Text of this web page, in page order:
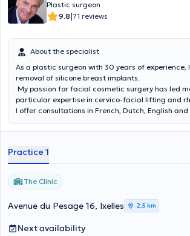
Plastic surgeon
9.8|71 reviews
About the specialist
As a plastic surgeon with 30 years of experience,
removal of silicone breast implants.
My passion for facial cosmetic surgery has led
particular expertise in cervico-facial lifting and
I offer consultations in French, Dutch, English and
Practice 1
The Clinic
Avenue du Pesage 16, Ixelles 2,5 km
Next availability